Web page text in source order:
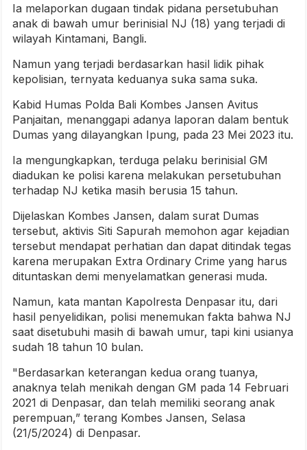
Ia melaporkan dugaan tindak pidana persetubuhan
anak di bawah umur berinisial NJ (18) yang terjadi di
wilayah Kintamani, Bangli.
Namun yang terjadi berdasarkan hasil lidik pihak
kepolisian, ternyata keduanya suka sama suka.
Kabid Humas Polda Bali Kombes Jansen Avitus
Panjaitan, menanggapi adanya laporan dalam bentuk
Dumas yang dilayangkan Ipung, pada 23 Mei 2023 itu.
Ia mengungkapkan, terduga pelaku berinisial GM
diadukan ke polisi karena melakukan persetubuhan
terhadap NJ ketika masih berusia 15 tahun.
Dijelaskan Kombes Jansen, dalam surat Dumas
tersebut, aktivis Siti Sapurah memohon agar kejadian
tersebut mendapat perhatian dan dapat ditindak tegas
karena merupakan Extra Ordinary Crime yang harus
dituntaskan demi menyelamatkan generasi muda.
Namun, kata mantan Kapolresta Denpasar itu, dari
hasil penyelidikan, polisi menemukan fakta bahwa NJ
saat disetubuhi masih di bawah umur, tapi kini usianya
sudah 18 tahun 10 bulan.
"Berdasarkan keterangan kedua orang tuanya,
anaknya telah menikah dengan GM pada 14 Februari
2021 di Denpasar, dan telah memiliki seorang anak
perempuan,” terang Kombes Jansen, Selasa
(21/5/2024) di Denpasar.